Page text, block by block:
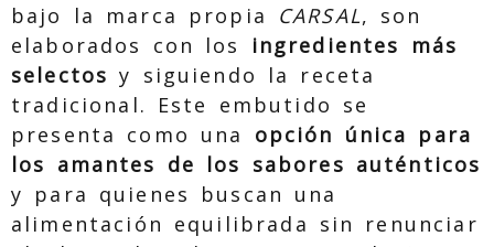
bajo la marca propia CARSAL, son
elaborados con los ingredientes más
selectos y siguiendo la receta
tradicional. Este embutido se
presenta como una opción única para
los amantes de los sabores auténticos
y para quienes buscan una
alimentación equilibrada sin renunciar